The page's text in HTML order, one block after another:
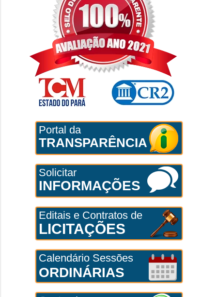
Portal da
TRANSPARÊNCIA
Solicitar
INFORMAÇÕES
Editais e Contratos de
LICITAÇÕES
Calendário Sessões
ORDINÁRIAS